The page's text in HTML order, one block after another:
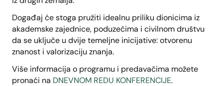
Događaj će stoga pružiti idealnu priliku dionicima iz
akademske zajednice, poduzećima i civilnom društvu
da se uključe u dvije temeljne inicijative: otvorenu
znanost i valorizaciju znanja.
Više informacija o programu i predavačima možete
pronaći na DNEVNOM REDU KONFERENCIJE.